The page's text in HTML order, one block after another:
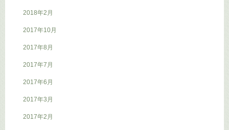
2018年2月
2017年10月
2017年8月
2017年7月
2017年6月
2017年3月
2017年2月